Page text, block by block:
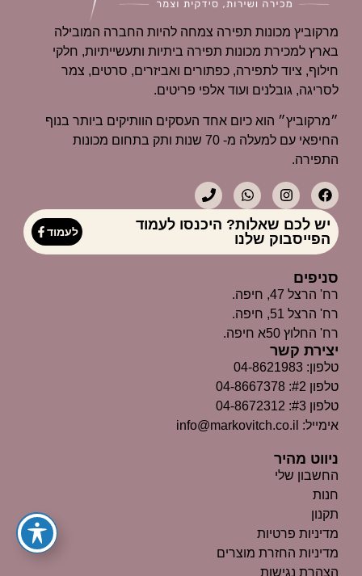
מרקוביץ מכונות תפירה צמחה להיות החברה המובילה
בארץ למכירת מכונות תפירה ביתיות ותעשייתיות, חלקי
חילוף, ציוד לתפירה, כפתורים ואביזרים, סרטים, צמר
לסריגה, גובלנים ועוד אלפי פריטים.
״מרקוביץ״ הוא כיום אחד העסקים הוותיקים ביותר בנוף
החיפאי עם למעלה מ- 70 שנות ותק בתחום מכונות
התפירה.
יש לכם שאלות? היכנסו לעמוד
הפייסבוק שלנו
לעמוד
ניווט מהיר
החשבון שלי
חנות
תקנון
מדיניות פרטיות
מדיניות החזרת מוצרים
הצהרת נגישות
סניפים
רח' הרצל 47, חיפה.
רח' הרצל 51, חיפה.
רח' החלוץ 50א חיפה.
יצירת קשר
טלפון: 04-8621983
טלפון #2: 04-8667378
טלפון #3: 04-8672312
אימייל: info@markovitch.co.il